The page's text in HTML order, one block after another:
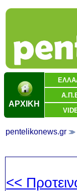
ΑΡΧΙΚΗ
pentelikonews.gr
<<